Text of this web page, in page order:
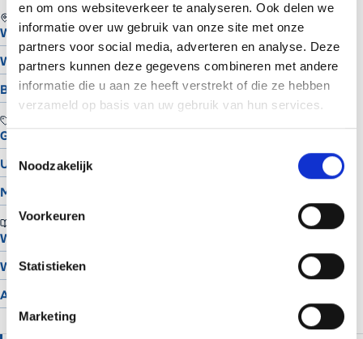
en om ons websiteverkeer te analyseren. Ook delen we
informatie over uw gebruik van onze site met onze
partners voor social media, adverteren en analyse. Deze
partners kunnen deze gegevens combineren met andere
informatie die u aan ze heeft verstrekt of die ze hebben
verzameld op basis van uw gebruik van hun services.
Toestemmingsselectie
Noodzakelijk
Voorkeuren
Statistieken
Marketing
Website laten maken in Assen
Website laten maken in Groningen
Bekijk alle locaties
Gratis Logo Maker
UTM Builder
Meta Snippet Generator
BRANCHES
Website voor schilders
Website voor hoveniers
Alle branches